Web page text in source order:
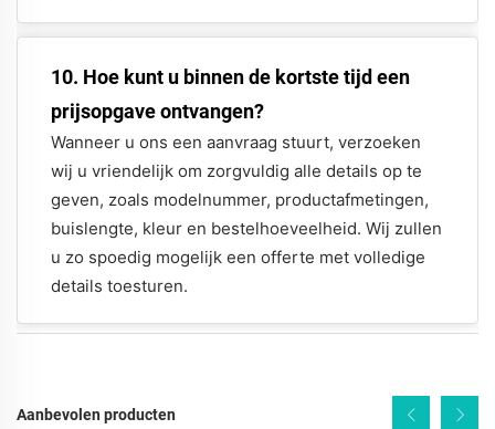
10. Hoe kunt u binnen de kortste tijd een
prijsopgave ontvangen?
Wanneer u ons een aanvraag stuurt, verzoeken
wij u vriendelijk om zorgvuldig alle details op te
geven, zoals modelnummer, productafmetingen,
buislengte, kleur en bestelhoeveelheid. Wij zullen
u zo spoedig mogelijk een offerte met volledige
details toesturen.
Aanbevolen producten